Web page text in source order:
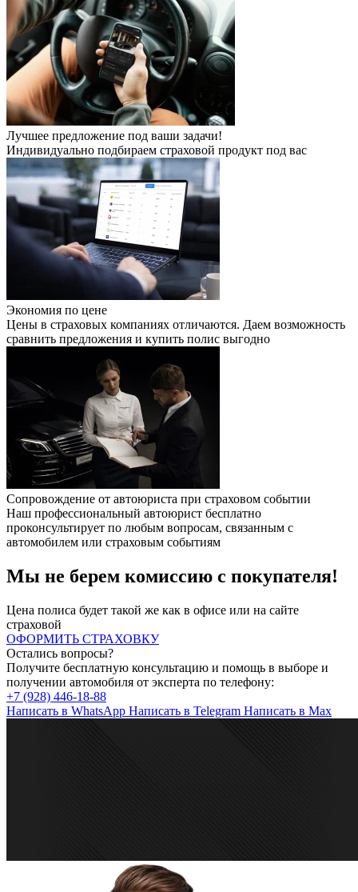
Лучшее предложение под ваши задачи!
Индивидуально подбираем страховой продукт под вас
Экономия по цене
Цены в страховых компаниях отличаются. Даем возможность
сравнить предложения и купить полис выгодно
Сопровождение от автоюриста при страховом событии
Наш профессиональный автоюрист бесплатно
проконсультирует по любым вопросам, связанным с
автомобилем или страховым событиям
Мы не берем комиссию с покупателя!
Цена полиса будет такой же как в офисе или на сайте
страховой
ОФОРМИТЬ СТРАХОВКУ
Остались вопросы?
Получите бесплатную консультацию и помощь в выборе и
получении автомобиля от эксперта по телефону:
+7 (928) 446-18-88
Написать в WhatsApp Написать в Telegram Написать в Max